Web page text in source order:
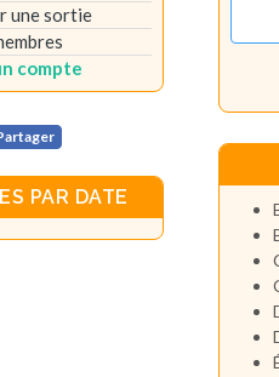
une sortie
compte
PAR DATE